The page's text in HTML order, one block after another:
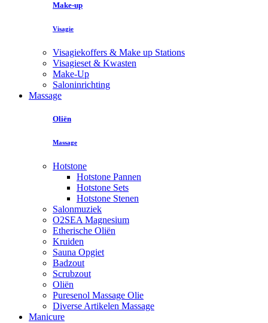
Make-up
Visagie
Visagiekoffers & Make up Stations
Visagieset & Kwasten
Make-Up
Saloninrichting
Massage
Oliën
Massage
Hotstone
Hotstone Pannen
Hotstone Sets
Hotstone Stenen
Salonmuziek
O2SEA Magnesium
Etherische Oliën
Kruiden
Sauna Opgiet
Badzout
Scrubzout
Oliën
Puresenol Massage Olie
Diverse Artikelen Massage
Manicure